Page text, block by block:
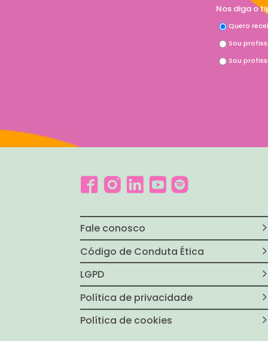
Nos diga o
Quero
Sou
Sou
Fale conosco
Código de Conduta Ética
LGPD
Política de privacidade
Política de cookies